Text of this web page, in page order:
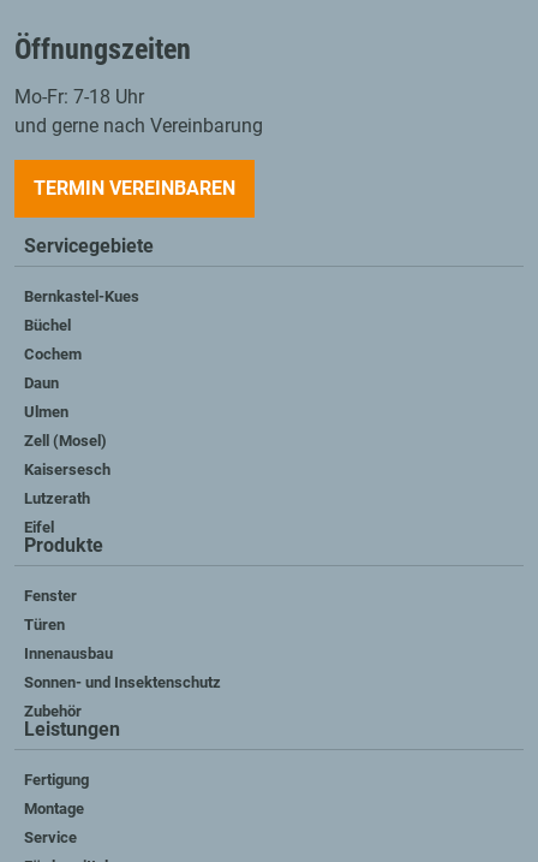
Öffnungszeiten
Mo-Fr: 7-18 Uhr
und gerne nach Vereinbarung
TERMIN VEREINBAREN
Servicegebiete
Bernkastel-Kues
Büchel
Cochem
Daun
Ulmen
Zell (Mosel)
Kaisersesch
Lutzerath
Eifel
Produkte
Fenster
Türen
Innenausbau
Sonnen- und Insektenschutz
Zubehör
Leistungen
Fertigung
Montage
Service